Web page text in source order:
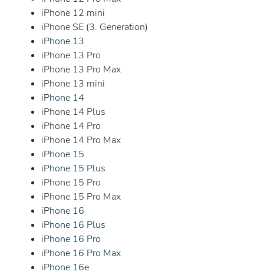
iPhone 12 mini
iPhone SE (3. Generation)
iPhone 13
iPhone 13 Pro
iPhone 13 Pro Max
iPhone 13 mini
iPhone 14
iPhone 14 Plus
iPhone 14 Pro
iPhone 14 Pro Max
iPhone 15
iPhone 15 Plus
iPhone 15 Pro
iPhone 15 Pro Max
iPhone 16
iPhone 16 Plus
iPhone 16 Pro
iPhone 16 Pro Max
iPhone 16e